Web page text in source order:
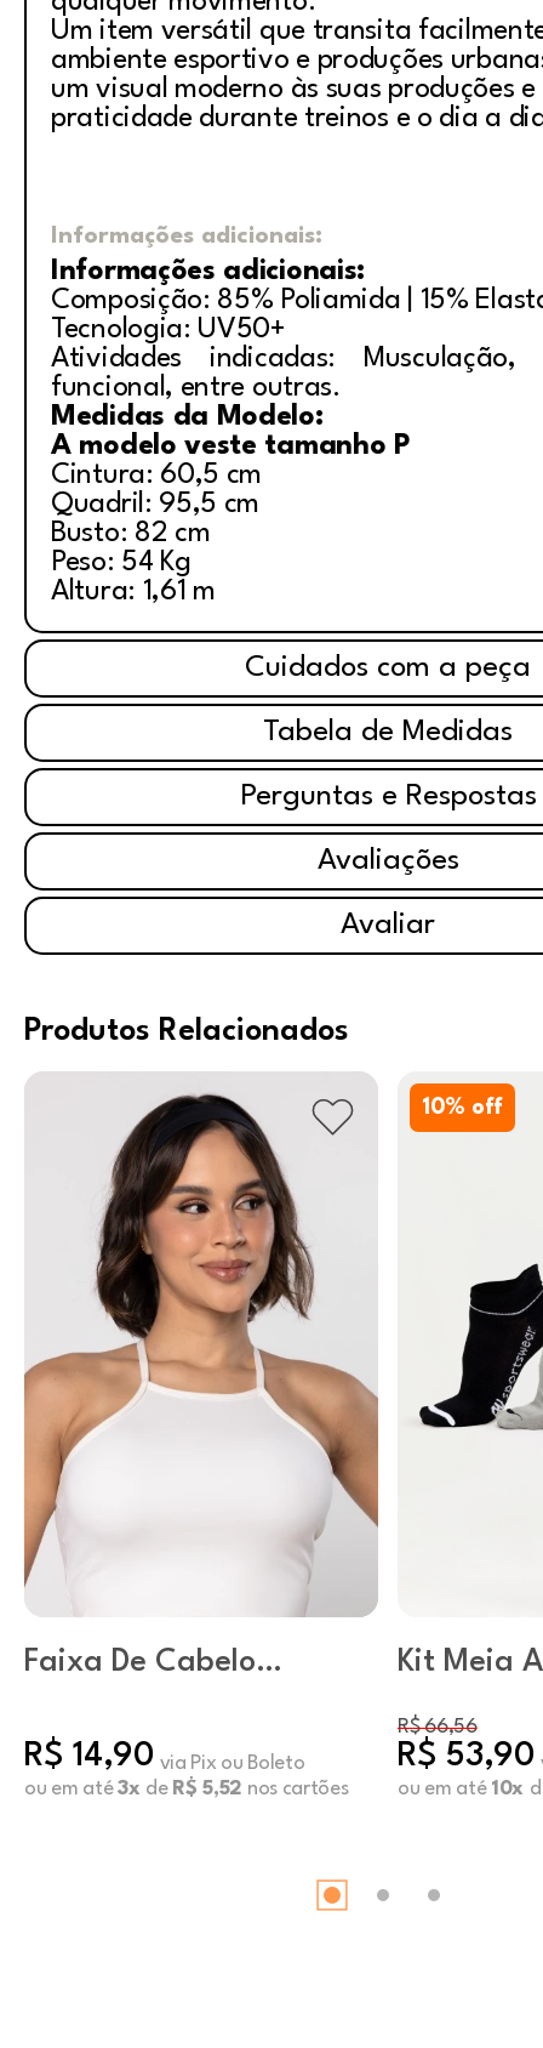
Um item versátil que transita
ambiente esportivo e produções
um visual moderno às suas produções
praticidade durante treinos e o dia a
Informações adicionais:
Informações adicionais:
Composição: 85% Poliamida | 15%
Tecnologia: UV50+
Atividades indicadas:
funcional, entre outras.
Medidas da Modelo:
A modelo veste tamanho P
Cintura: 60,5 cm
Quadril: 95,5 cm
Busto: 82 cm
Peso: 54 Kg
Altura: 1,61 m
Cuidados com a peça
Tabela de Medidas
Perguntas e Respostas
Avaliações
Avaliar
Produtos Relacionados
Faixa De Cabelo
R$ 14,90 via Pix ou Boleto
ou em até3x de R$ 5,52 nos cartões
10% off
Kit Meia
Sortido
unidades)
R$ 66,56
R$ 53,90
ou em até 10x